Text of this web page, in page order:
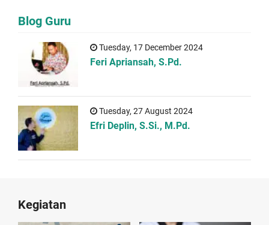
Blog Guru
Tuesday, 17 December 2024
Feri Apriansah, S.Pd.
Tuesday, 27 August 2024
Efri Deplin, S.Si., M.Pd.
Kegiatan